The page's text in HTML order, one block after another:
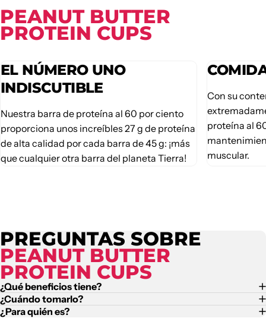
PEANUT BUTTER
PROTEIN CUPS
EL NÚMERO UNO
INDISCUTIBLE
Nuestra barra de proteína al 60 por ciento
proporciona unos increíbles 27 g de proteína
de alta calidad por cada barra de 45 g: ¡más
que cualquier otra barra del planeta Tierra!
Con su
proteína al
muscular.
PREGUNTAS SOBRE
PEANUT BUTTER
PROTEIN CUPS
¿Qué beneficios tiene?
¿Cuándo tomarlo?
¿Para quién es?